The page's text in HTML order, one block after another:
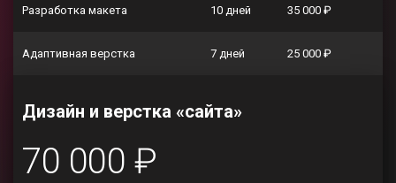
Разработка макета 10 дней 35 000 ₽
Адаптивная верстка 7 дней 25 000 ₽
Дизайн и верстка «сайта»
70 000 ₽